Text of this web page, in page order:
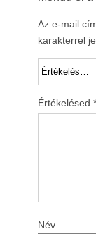
Az e-mail
karakterrel
Értékelésed *
Név